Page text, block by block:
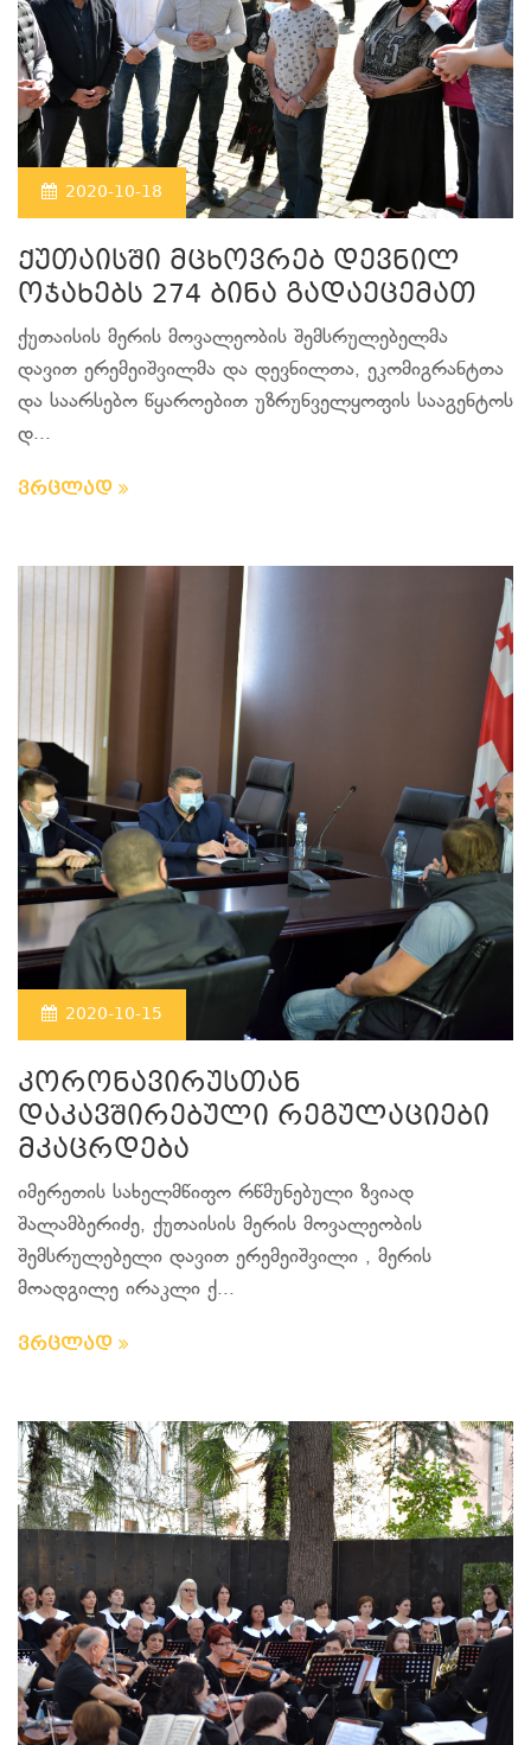
2020-10-18
ქუთაისში მცხოვრებ დევნილ
ოჯახებს 274 ბინა გადაეცემათ
ქუთაისის მერის მოვალეობის შემსრულებელმა
დავით ერემეიშვილმა და დევნილთა, ეკომიგრანტთა
და საარსებო წყაროებით უზრუნველყოფის სააგენტოს
დ...
ვრცლად
2020-10-15
კორონავირუსთან
დაკავშირებული რეგულაციები
მკაცრდება
იმერეთის სახელმწიფო რწმუნებული ზვიად
შალამბერიძე, ქუთაისის მერის მოვალეობის
შემსრულებელი დავით ერემეიშვილი , მერის
მოადგილე ირაკლი ქ...
ვრცლად